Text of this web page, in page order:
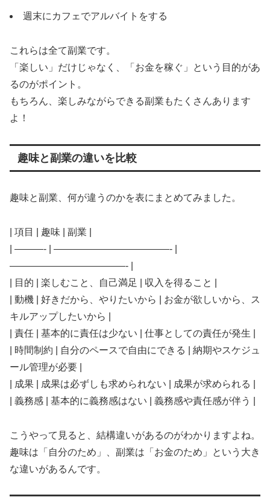
週末にカフェでアルバイトをする
これらは全て副業です。
「楽しい」だけじゃなく、「お金を稼ぐ」という目的があ
るのがポイント。
もちろん、楽しみながらできる副業もたくさんあります
よ！
趣味と副業の違いを比較
趣味と副業、何が違うのかを表にまとめてみました。
| 項目 | 趣味 | 副業 |
| ———- | ————————————- |
————————————- |
| 目的 | 楽しむこと、自己満足 | 収入を得ること |
| 動機 | 好きだから、やりたいから | お金が欲しいから、ス
キルアップしたいから |
| 責任 | 基本的に責任は少ない | 仕事としての責任が発生 |
| 時間制約 | 自分のペースで自由にできる | 納期やスケジュ
ール管理が必要 |
| 成果 | 成果は必ずしも求められない | 成果が求められる |
| 義務感 | 基本的に義務感はない | 義務感や責任感が伴う |
こうやって見ると、結構違いがあるのがわかりますよね。
趣味は「自分のため」、副業は「お金のため」という大き
な違いがあるんです。